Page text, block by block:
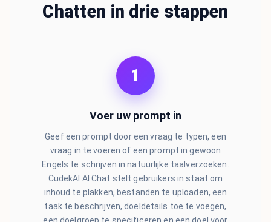
Chatten in drie stappen
1
Voer uw prompt in
Geef een prompt door een vraag te typen, een
vraag in te voeren of een prompt in gewoon
Engels te schrijven in natuurlijke taalverzoeken.
CudekAI AI Chat stelt gebruikers in staat om
inhoud te plakken, bestanden te uploaden, een
taak te beschrijven, doeldetails toe te voegen,
een doelgroep te specificeren en een doel voor